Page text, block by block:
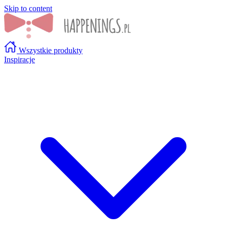
Skip to content
Wszystkie produkty
Inspiracje